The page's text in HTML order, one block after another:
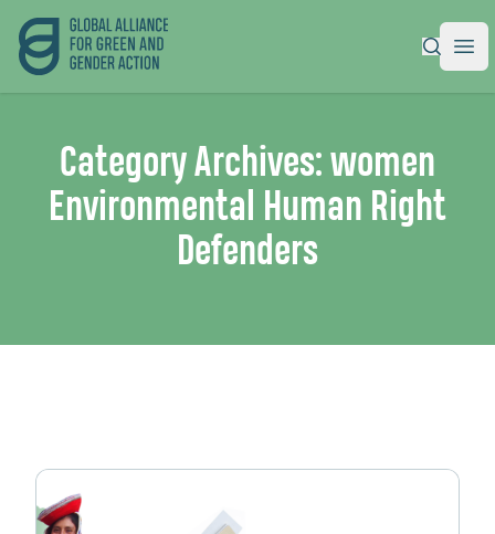
Alliance mondiale pour l’action verte et féministe
Category Archives: women
Environmental Human Right
Defenders